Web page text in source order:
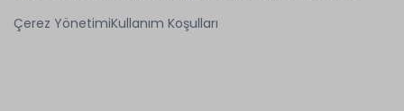
Çerez YönetimiKullanım Koşulları